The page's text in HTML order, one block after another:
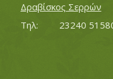
Δραβίσκος Σερρών
Τηλ:		23240